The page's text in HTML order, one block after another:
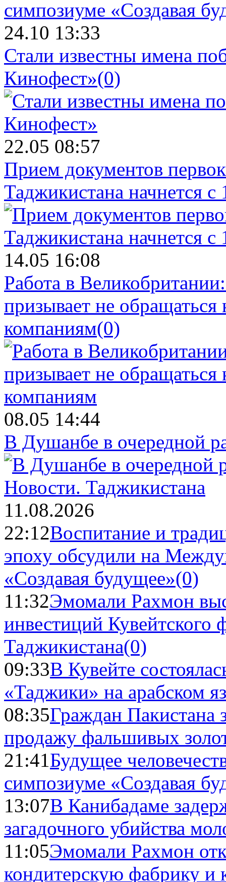
24.10 13:33
Стали известны имена
Кинофест»(0)
22.05 08:57
Прием документов
Таджикистана начнется с
14.05 16:08
Работа в
призывает не
компаниям(0)
08.05 14:44
В Душанбе в очередной
Новости. Таджикистана
11.08.2026
22:12Воспитание и
эпоху обсудили на
«Создавая будущее»(0)
11:32Эмомали Рахмон
инвестиций Кувейтского
Таджикистана(0)
09:33В Кувейте
«Таджики» на арабском
08:35Граждан Пакистана
продажу фальшивых
21:41Будущее
симпозиуме «Создавая
13:07В Канибадаме
загадочного убийства
11:05Эмомали Рахмон
кондитерскую фабрику и